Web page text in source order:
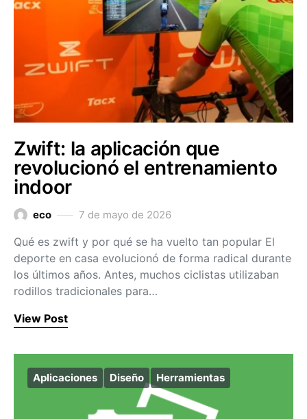
Zwift: la aplicación que
revolucionó el entrenamiento
indoor
eco 7 de mayo de 2026
Qué es zwift y por qué se ha vuelto tan popular El
deporte en casa evolucionó de forma radical durante
los últimos años. Antes, muchos ciclistas utilizaban
rodillos tradicionales para…
View Post
Aplicaciones Diseño Herramientas